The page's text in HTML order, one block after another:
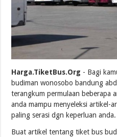
Harga.TiketBus.Org - Bagi
budiman wonosobo bandung
terangkum permulaan beberapa
anda mampu menyeleksi artikel-
paling serasi dgn keperluan anda.
Buat artikel tentang tiket bus